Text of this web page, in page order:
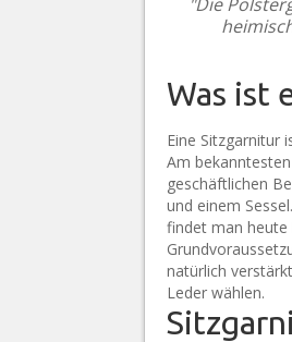
Was ist
Eine Sitzgarnitur
Am
geschäftlichen
und einem
findet man heute
natürlich
Leder wählen.